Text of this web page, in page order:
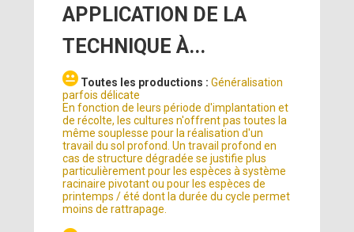
APPLICATION DE LA
TECHNIQUE À...
Toutes les productions :Généralisation
parfois délicate
En fonction de leurs période d'implantation et
de récolte, les cultures n'offrent pas toutes la
même souplesse pour la réalisation d'un
travail du sol profond. Un travail profond en
cas de structure dégradée se justifie plus
particulièrement pour les espèces à système
racinaire pivotant ou pour les espèces de
printemps / été dont la durée du cycle permet
moins de rattrapage.